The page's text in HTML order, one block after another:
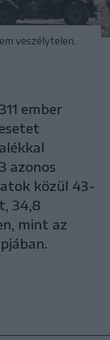
veszélytelen.
ember
azonos
közül 43-
34,8
mint az